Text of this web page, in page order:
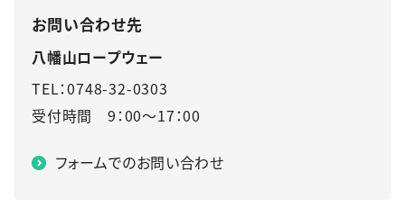
お問い合わせ先
八幡山ロープウェー
TEL：0748-32-0303
受付時間 9：00～17：00
フォームでのお問い合わせ